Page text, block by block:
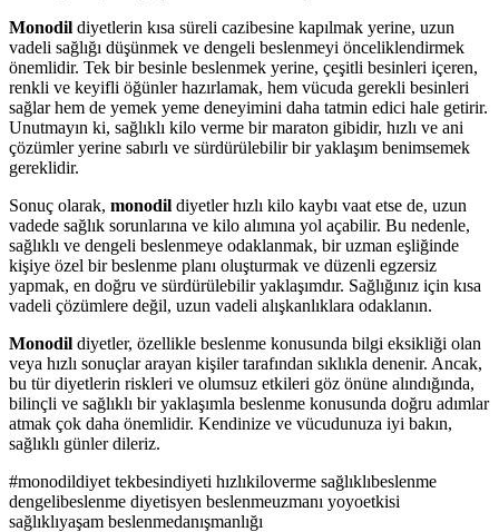
Monodil diyetlerin kısa süreli cazibesine kapılmak yerine, uzun
vadeli sağlığı düşünmek ve dengeli beslenmeyi önceliklendirmek
önemlidir. Tek bir besinle beslenmek yerine, çeşitli besinleri içeren,
renkli ve keyifli öğünler hazırlamak, hem vücuda gerekli besinleri
sağlar hem de yemek yeme deneyimini daha tatmin edici hale getirir.
Unutmayın ki, sağlıklı kilo verme bir maraton gibidir, hızlı ve ani
çözümler yerine sabırlı ve sürdürülebilir bir yaklaşım benimsemek
gereklidir.
Sonuç olarak, monodil diyetler hızlı kilo kaybı vaat etse de, uzun
vadede sağlık sorunlarına ve kilo alımına yol açabilir. Bu nedenle,
sağlıklı ve dengeli beslenmeye odaklanmak, bir uzman eşliğinde
kişiye özel bir beslenme planı oluşturmak ve düzenli egzersiz
yapmak, en doğru ve sürdürülebilir yaklaşımdır. Sağlığınız için kısa
vadeli çözümlere değil, uzun vadeli alışkanlıklara odaklanın.
Monodil diyetler, özellikle beslenme konusunda bilgi eksikliği olan
veya hızlı sonuçlar arayan kişiler tarafından sıklıkla denenir. Ancak,
bu tür diyetlerin riskleri ve olumsuz etkileri göz önüne alındığında,
bilinçli ve sağlıklı bir yaklaşımla beslenme konusunda doğru adımlar
atmak çok daha önemlidir. Kendinize ve vücudunuza iyi bakın,
sağlıklı günler dileriz.
#monodildiyet tekbesindiyeti hızlıkiloverme sağlıklıbeslenme
dengelibeslenme diyetisyen beslenmeuzmanı yoyoetkisi
sağlıklıyaşam beslenmedanışmanlığı